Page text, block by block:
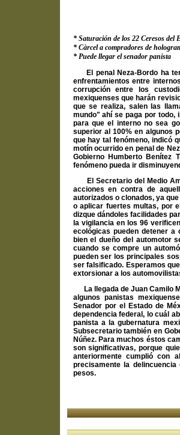
* Saturación de los 22 Ceresos del
* Càrcel a compradores de
* Puede llegar el senador panista
El penal Neza-Bordo ha
enfrentamientos entre
corrupción entre los
mexiquenses que harán
que se realiza, salen las
mundo" ahí se paga por todo,
para que el interno no sea
superior al 100% en algunos
que hay tal fenómeno, indicó
motín ocurrido en penal de
Gobierno Humberto Benítez
fenómeno pueda ir
El Secretario del Medio
acciones en contra de
autorizados o clonados, ya
o aplicar fuertes multas, por
dizque dándoles facilidades
la vigilancia en los 96
ecológicas pueden detener
bien el dueño del automotor
cuando se compre un
pueden ser los principales
ser falsificado. Esperamos
extorsionar a los
La llegada de Juan Camilo
algunos panistas
Senador por el Estado de
dependencia federal, lo cuál
panista a la gubernatura
Subsecretario también en
Núñez. Para muchos éstos
son significativas, porque
anteriormente cumplió con
precisamente la
pesos.